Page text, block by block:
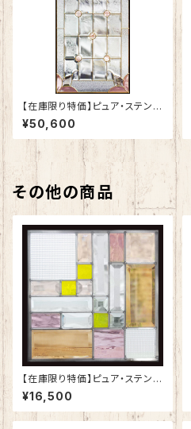
【在庫限り特価】ピュア・ステンド
グラスSH-A05
¥50,600
その他の商品
【在庫限り特価】ピュア・ステンド
グラスSH-E11R
¥16,500